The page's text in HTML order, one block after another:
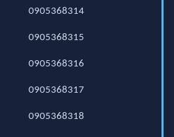
0905368314
0905368315
0905368316
0905368317
0905368318